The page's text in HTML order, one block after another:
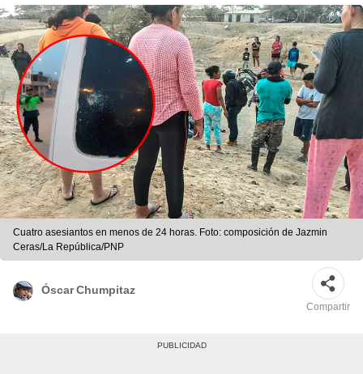
Cuatro asesiantos en menos de 24 horas. Foto: composición de Jazmin
Ceras/La República/PNP
Óscar Chumpitaz
Compartir